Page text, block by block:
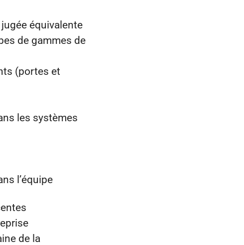
équivalente
de gammes de
(portes et
les systèmes
l’équipe
de la